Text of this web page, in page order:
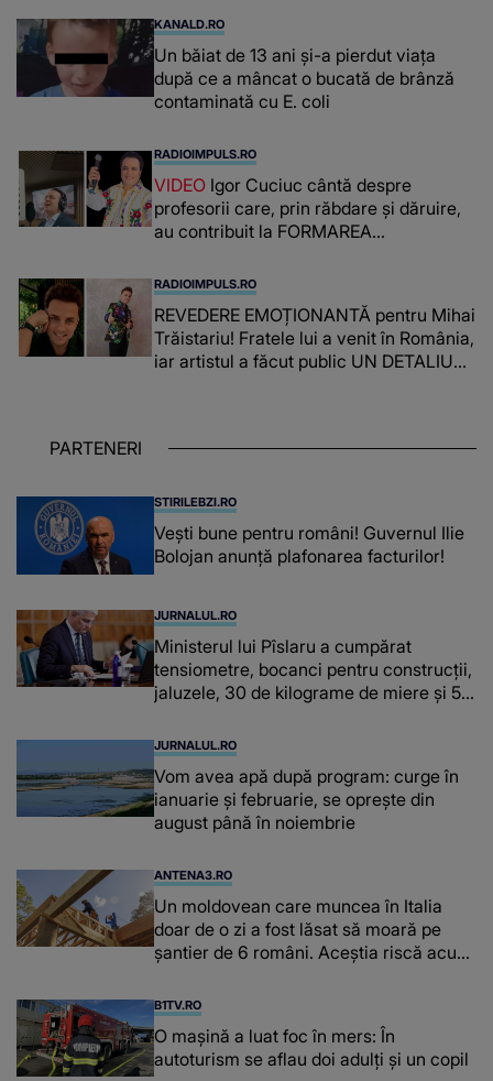
KANALD.RO
Un băiat de 13 ani și-a pierdut viața
după ce a mâncat o bucată de brânză
contaminată cu E. coli
RADIOIMPULS.RO
VIDEO Igor Cuciuc cântă despre
profesorii care, prin răbdare și dăruire,
au contribuit la FORMAREA
despre dascălii care lasă amprente
puternice ÎN SUFLETELE ELEVILOR,
chiar și după trecerea anilor: "De
fiecare dată când..."
RADIOIMPULS.RO
REVEDERE EMOȚIONANTĂ pentru Mihai
Trăistariu! Fratele lui a venit în România,
iar artistul a făcut public UN DETALIU
PARTENERI
STIRILEBZI.RO
Vești bune pentru români! Guvernul Ilie
Bolojan anunță plafonarea facturilor!
JURNALUL.RO
Ministerul lui Pîslaru a cumpărat
tensiometre, bocanci pentru construcții,
jaluzele, 30 de kilograme de miere și 50
JURNALUL.RO
Vom avea apă după program: curge în
ianuarie și februarie, se oprește din
august până în noiembrie
ANTENA3.RO
Un moldovean care muncea în Italia
doar de o zi a fost lăsat să moară pe
şantier de 6 români. Aceștia riscă acum
B1TV.RO
O maşină a luat foc în mers: În
autoturism se aflau doi adulți și un copil